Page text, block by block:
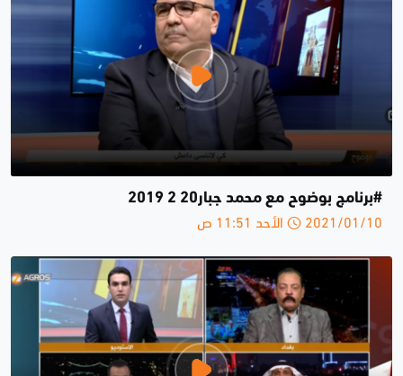
#برنامج بوضوح مع محمد جبار20 2 2019
2021/01/10 الأحد 11:51 ص